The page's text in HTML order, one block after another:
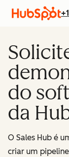
do
da
O Sales Hub é
criar um